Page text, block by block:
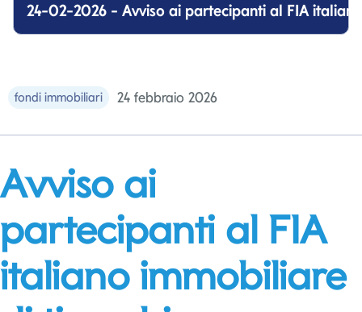
24-02-2026 - Avviso ai partecipanti al FIA
fondi immobiliari 24 febbraio 2026
Avviso ai
partecipanti al FIA
italiano immobiliare